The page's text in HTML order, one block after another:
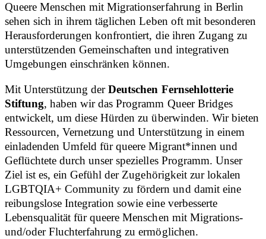
Queere Menschen mit Migrationserfahrung in Berlin
sehen sich in ihrem täglichen Leben oft mit besonderen
Herausforderungen konfrontiert, die ihren Zugang zu
unterstützenden Gemeinschaften und integrativen
Umgebungen einschränken können.
Mit Unterstützung derDeutschen Fernsehlotterie
Stiftung, haben wir das Programm Queer Bridges
entwickelt, um diese Hürden zu überwinden. Wir bieten
Ressourcen, Vernetzung und Unterstützung in einem
einladenden Umfeld für queere Migrant*innen und
Geflüchtete durch unser spezielles Programm. Unser
Ziel ist es, ein Gefühl der Zugehörigkeit zur lokalen
LGBTQIA+ Community zu fördern und damit eine
reibungslose Integration sowie eine verbesserte
Lebensqualität für queere Menschen mit Migrations-
und/oder Fluchterfahrung zu ermöglichen.